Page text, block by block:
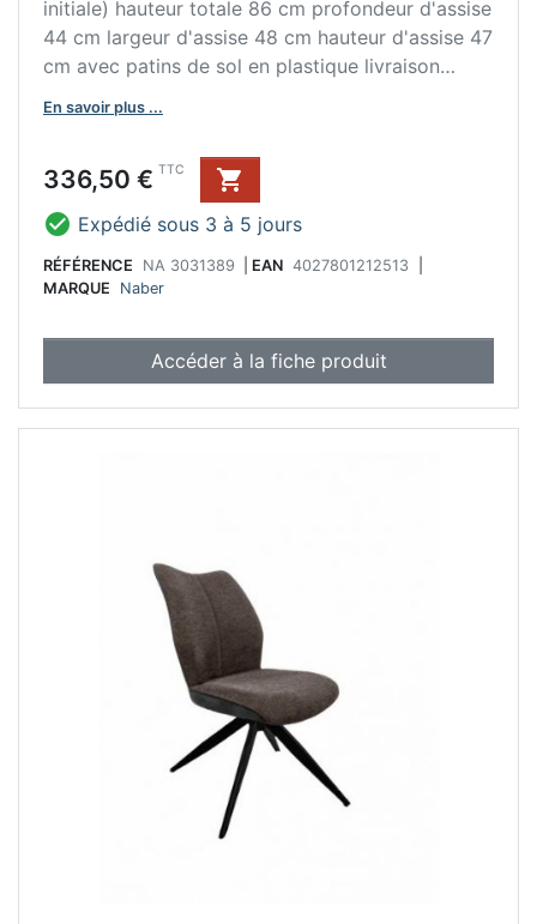
initiale) hauteur totale 86 cm profondeur d'assise
44 cm largeur d'assise 48 cm hauteur d'assise 47
cm avec patins de sol en plastique livraison
démontée
En savoir plus ...
Prix
336,50 € TTC

 Expédié sous 3 à 5 jours
RÉFÉRENCE NA 3031389 EAN 4027801212513
MARQUE
Naber
Accéder à la fiche produit